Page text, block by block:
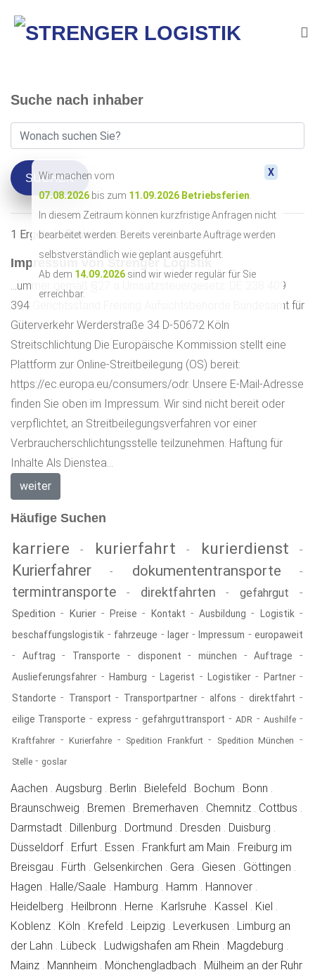
Wir machen vom
07.08.2026bis zum 11.09.2026 Betriebsferien
In diesem Zeitraum können kurzfristige Anfragen nicht
bearbeitet werden. Bereits vereinbarte Aufträge werden
selbstverständlich wie geplant ausgeführt.
Ab dem 14.09.2026sind wir wieder regulär für Sie
erreichbar.
X
Suche nach inhaber
SUCHEN
1 Ergebnis fürinhaber
Impressum von Strenger Logistik
...ummer gemäß §27 a Umsatzsteuergesetz: DE 238 409
394 Gerichtsstand Freising Aufsichtsbehörde Bundesamt für
Güterverkehr Werderstraße 34 D-50672 Köln
Streitschlichtung Die Europäische Kommission stellt eine
Plattform zur Online-Streitbeilegung (OS) bereit:
https://ec.europa.eu/consumers/odr. Unsere E-Mail-Adresse
finden Sie oben im Impressum. Wir sind nicht bereit oder
verpflichtet, an Streitbeilegungsverfahren vor einer
Verbraucherschlichtungsstelle teilzunehmen. Haftung für
Inhalte Als Dienstea...
weiter
Häufige Suchen
karriere - kurierfahrt - kurierdienst -
Kurierfahrer - dokumententransporte -
termintransporte - direktfahrten -gefahrgut -
Spedition - Kurier-Preise - Kontakt -Ausbildung - Logistik-
beschaffungslogistik - fahrzeuge - lager- Impressum - europaweit
- Auftrag - Transporte - disponent - münchen -Auftrage -
Auslieferungsfahrer-Hamburg - Lagerist - Logistiker- Partner-
Standorte - Transport - Transportpartner- alfons - direktfahrt -
eilige Transporte - express - gefahrguttransport -ADR - Aushilfe-
Kraftfahrer -Kurierfahre - Spedition Frankfurt- Spedition München -
Stelle - goslar
Aachen inhaber
. Augsburg inhaber
. Berlin inhaber
. Bielefeld inhaber
. Bochum inhaber
. Bonn .
Braunschweig
inhaber
. Bremen inhaber
. Bremerhaven inhaber
. Chemnitz inhaber
. Cottbus .
Darmstadt
inhaber
. Dillenburg inhaber
. Dortmund inhaber
. Dresden inhaber
. Duisburg .
Düsseldorf inhaber
. Erfurt inhaber
. Essen inhaber
. Frankfurt am Main inhaber
. Freiburg im
Breisgau
inhaber
. Fürth inhaber
. Gelsenkirchen inhaber
. Gera inhaber
. Giesen inhaber
. Göttingen .
Hagen
inhaber
. Halle/Saale inhaber
. Hamburg inhaber
. Hamm inhaber
. Hannover .
Heidelberg
inhaber
. Heilbronn inhaber
. Herne inhaber
. Karlsruhe inhaber
. Kassel inhaber
. Kiel .
Koblenz
inhaber
. Köln inhaber
. Krefeld inhaber
. Leipzig inhaber
. Leverkusen inhaber
. Limburg an
der Lahn
inhaber
. Lübeck inhaber
. Ludwigshafen am Rhein inhaber
. Magdeburg .
Mainz
inhaber
. Mannheim inhaber
. Mönchengladbach inhaber
. Mülheim an der Ruhr